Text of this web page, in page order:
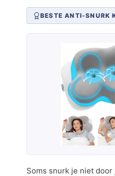
BESTE ANTI-SNURK
Soms snurk je niet